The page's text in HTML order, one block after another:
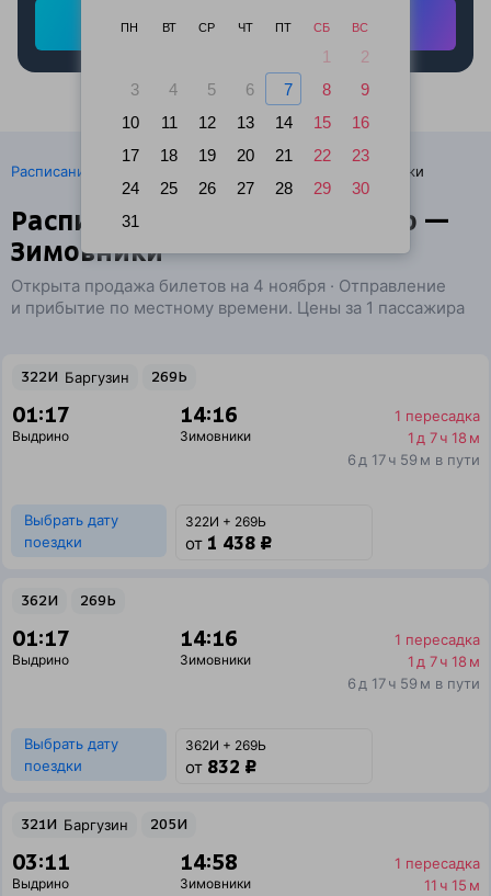
ПН ВТ СР ЧТ ПТ СБ ВС
1
2
3
4 5 6 7 8
9
10
11 12 13 14 15
16
17
18 19 20 21 22
23
24
25 26 27 28 29
30
31
Найти ж/д билеты
Расписание поездов Ж/д билеты Выдрино → Зимовники
Расписание поездов Выдрино —
Зимовники
Открыта продажа билетов на 4 ноября · Отправление
и прибытие по местному времени. Цены за 1 пассажира
322И Баргузин 269Ь
01:17
Выдрино
14:16
Зимовники
1 пересадка
1 д 7 ч 18 м
6 д 17 ч 59 м в пути
Выбрать дату
поездки
322И + 269Ь
от 1 438 ₽
362И 269Ь
01:17
Выдрино
14:16
Зимовники
1 пересадка
1 д 7 ч 18 м
6 д 17 ч 59 м в пути
Выбрать дату
поездки
362И + 269Ь
от 832 ₽
321И Баргузин 205И
03:11
Выдрино
14:58
Зимовники
1 пересадка
11 ч 15 м